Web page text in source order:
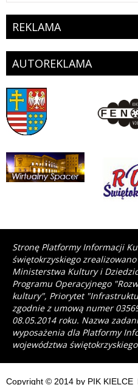
REKLAMA
AUTOREKLAMA
Stronę Platformy Informacji
świętokrzyskiego
Ministerstwa Kultury i
Programu Operacyjnego
kultury", Priorytet
zgodnie z umową numer
08.05.2014 roku. Nazwa
wyposażenia dla Platformy
województwa
Copyright © 2014 by PIK KIELCE